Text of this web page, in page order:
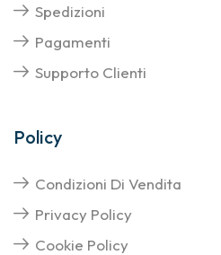
Spedizioni
Pagamenti
Supporto Clienti
Policy
Condizioni Di Vendita
Privacy Policy
Cookie Policy